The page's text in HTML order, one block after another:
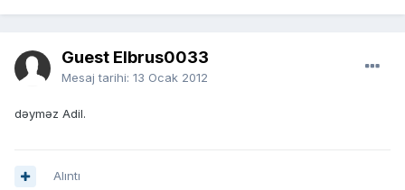
Guest Elbrus0033
Mesaj tarihi: 13 Ocak 2012
dəyməz Adil.
Alıntı